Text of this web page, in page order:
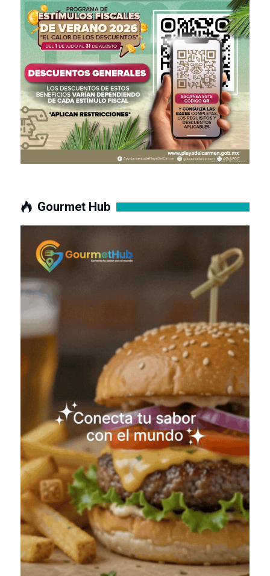
Gourmet Hub